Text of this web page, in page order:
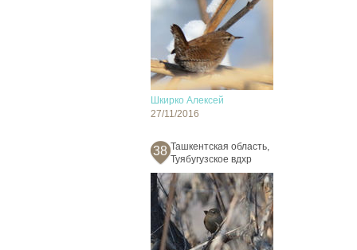
Шкирко Алексей
27/11/2016
38 Ташкентская область,
Туябугузское вдхр